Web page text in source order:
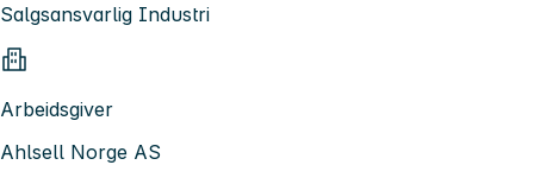
Salgsansvarlig Industri
Arbeidsgiver
Ahlsell Norge AS